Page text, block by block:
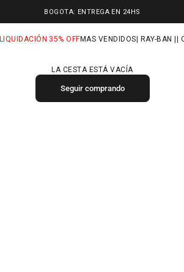
BOGOTA: ENTREGA EN 24HS
LIQUIDACIÓN 35% OFFMAS VENDIDOS | RAY-BAN | |
LA CESTA ESTÁ VACÍA
Seguir comprando